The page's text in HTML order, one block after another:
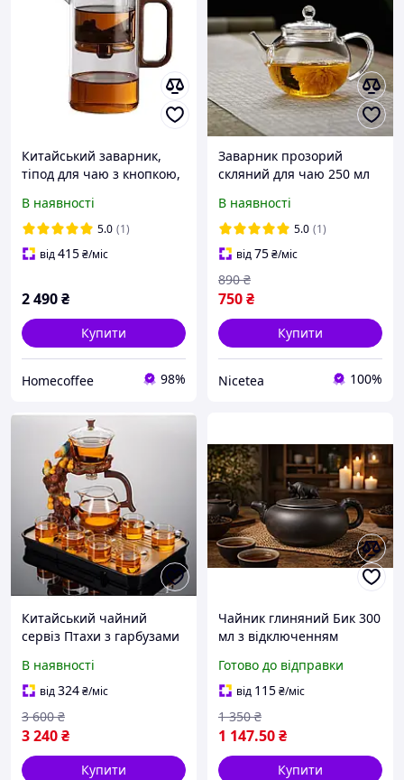
Китайський заварник,
тіпод для чаю з кнопкою,
500 мл
В наявності
5.0 (1)
від415₴/міс
2 490₴
Купити
Homecoffee 98%
Заварник прозорий
скляний для чаю 250 мл
китайського чаю, чайник
для китайського чаю
В наявності
5.0 (1)
від75₴/міс
750₴
890 ₴
Купити
Nicetea 100%
Китайський чайний
сервіз Птахи з гарбузами
заварник для чаю Гунфу
для чайної церемонії
В наявності
від324₴/міс
3 240₴
3 600 ₴
Купити
Чайник глиняний Бик 300
мл з відключенням
заварювальний для
чайної церемонії
Готово до відправки
від 115₴/міс
1 147.50₴
1 350 ₴
Купити